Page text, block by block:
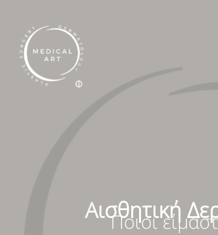
Ποιοι
Αισθητική